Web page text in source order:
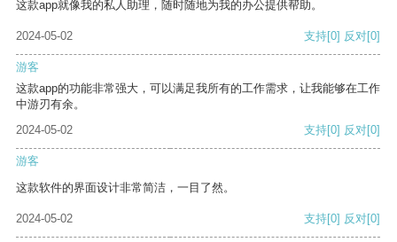
这款app就像我的私人助理，随时随地为我的办公提供帮助。
2024-05-02 支持[0] 反对[0]
游客
这款app的功能非常强大，可以满足我所有的工作需求，让我能够在工作
中游刃有余。
2024-05-02
支持[0] 反对[0]
游客
这款软件的界面设计非常简洁，一目了然。
2024-05-02 支持[0] 反对[0]